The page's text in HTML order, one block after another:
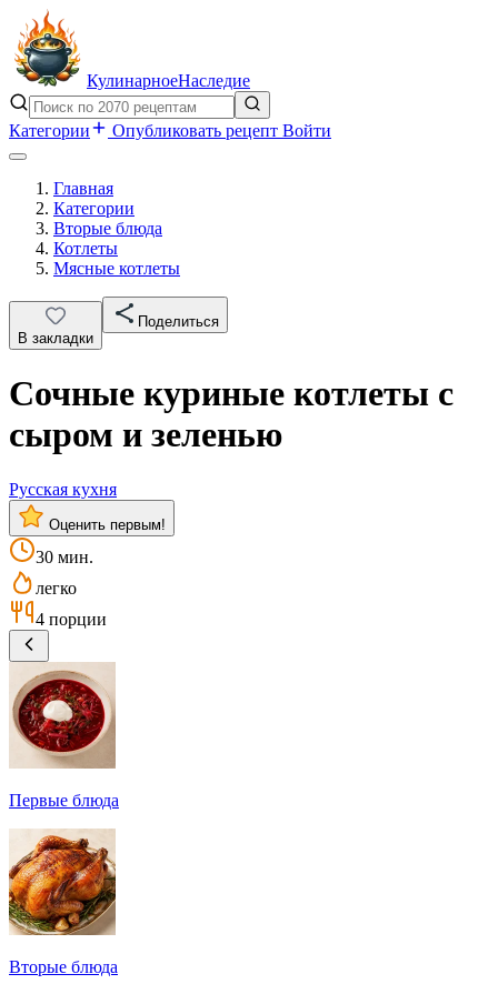
КулинарноеНаследие
Категории Опубликовать рецепт Войти
Главная
Категории
Вторые блюда
Котлеты
Мясные котлеты
В закладки
Поделиться
Сочные куриные котлеты с
сыром и зеленью
Русская кухня
Оценить первым!
30 мин.
легко
4 порции
Первые блюда
Вторые блюда